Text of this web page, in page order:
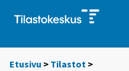
Etusivu > Tilastot >